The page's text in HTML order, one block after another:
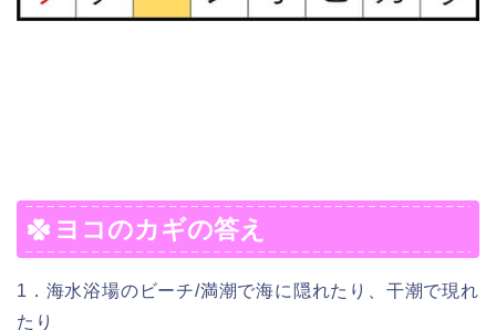
ヨコのカギの答え
1．海水浴場のビーチ/満潮で海に隠れたり、干潮で現れ
たり